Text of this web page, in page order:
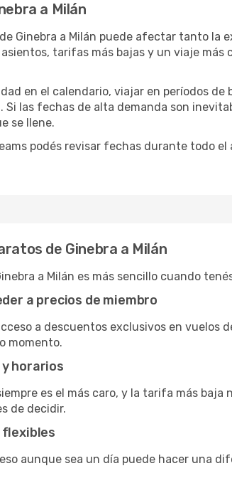
a Milán
Ginebra a Milán puede afectar tanto la
tarifas más bajas y un viaje
en el calendario, viajar en períodos
las fechas de alta demanda son
se llene.
podés revisar fechas durante todo
de Ginebra a Milán
a Milán es más sencillo cuando
a precios de miembro
a descuentos exclusivos en vuelos
momento.
horarios
es el más caro, y la tarifa más
de decidir.
aunque sea un día puede hacer una